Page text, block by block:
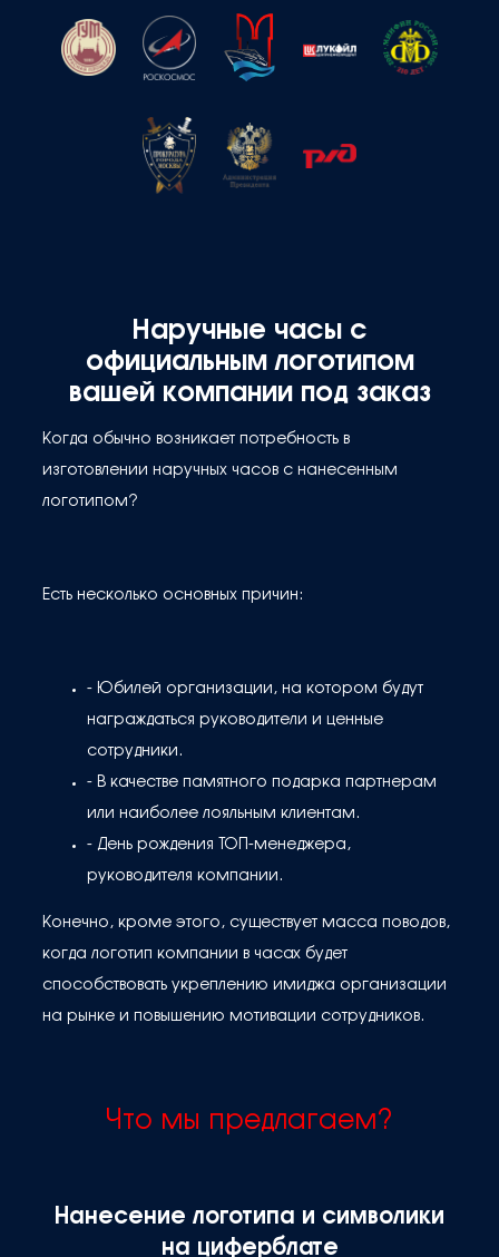
Наручные часы с
официальным логотипом
вашей компании под заказ
Когда обычно возникает потребность в
изготовлении наручных часов с нанесенным
логотипом?
Есть несколько основных причин:
- Юбилей организации, на котором будут
награждаться руководители и ценные
сотрудники.
- В качестве памятного подарка партнерам
или наиболее лояльным клиентам.
- День рождения ТОП-менеджера,
руководителя компании.
Конечно, кроме этого, существует масса поводов,
когда логотип компании в часах будет
способствовать укреплению имиджа организации
на рынке и повышению мотивации сотрудников.
Что мы предлагаем?
Нанесение логотипа и символики
на циферблате